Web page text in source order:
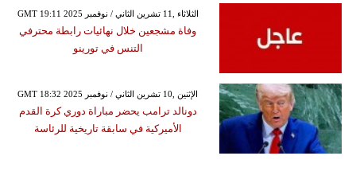
GMT 19:11 2025 الثلاثاء ,11 تشرين الثاني / نوفمبر
وفاة مشجعين خلال نهائيات رابطة محترفي
التنس في تورينو
GMT 18:32 2025 الإثنين ,10 تشرين الثاني / نوفمبر
دونالد ترامب يحضر مباراة دوري كرة القدم
الأميركية في سابقة تاريخية للرئاسة